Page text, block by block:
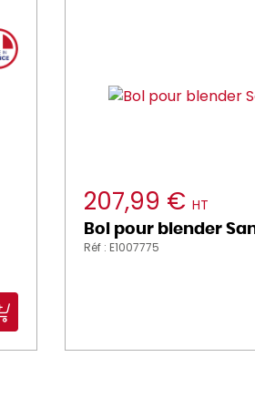
207,99 € HT
Bol pour blender
Réf : E1007775